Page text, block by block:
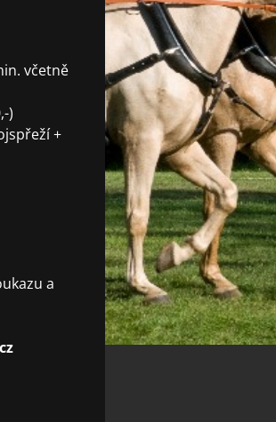
včetně
)
+
a